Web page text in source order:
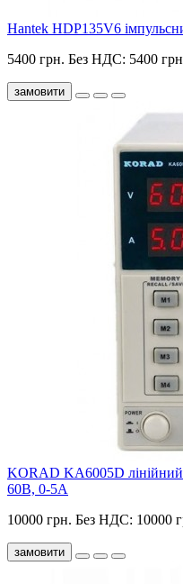
Hantek HDP135V6
5400 грн. Без НДС: 5400
замовити
KORAD KA6005D
60В, 0-5А
10000 грн. Без НДС: 10000
замовити